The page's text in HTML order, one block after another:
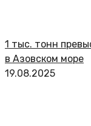
1 тыс. тонн
в Азовском море
19.08.2025